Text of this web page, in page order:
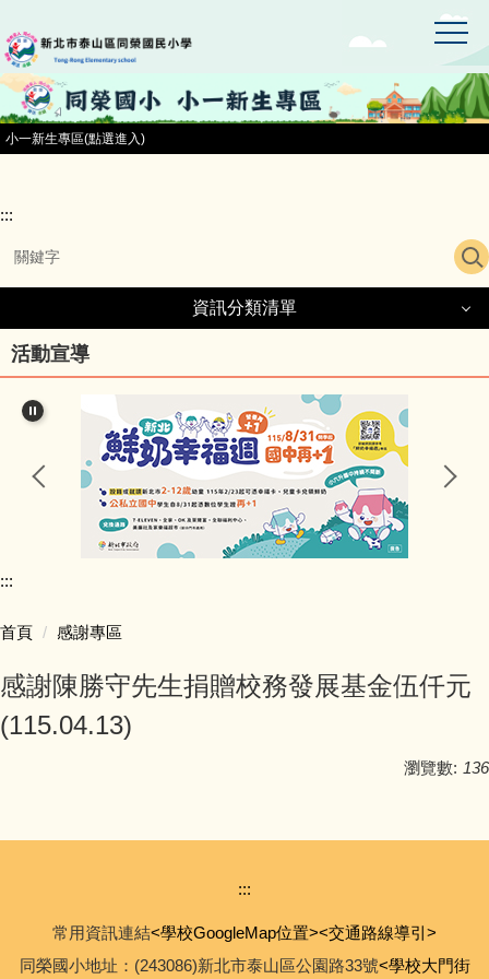
到
主
要
內
容
區
小一新生專區(點選進入)
:::
資訊分類清單
資訊分類清單
同榮國小首頁
小一新生專區
行政團隊介紹
學校行事簡曆
公職人員利益迴避專區
活動宣導
:::
首頁 感謝專區
感謝陳勝守先生捐贈校務發展基金伍仟元
(115.04.13)
瀏覽數: 136
:::
常用資訊連結<學校GoogleMap位置><交通路線導引>
同榮國小地址：(243086)新北市泰山區公園路33號<學校大門街